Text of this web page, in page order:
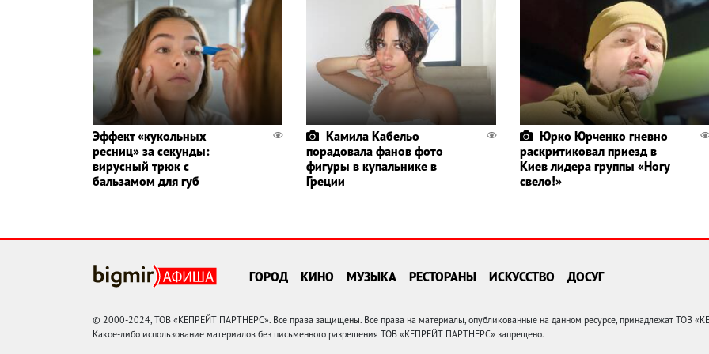
Эффект «кукольных
ресниц» за секунды:
вирусный трюк с
бальзамом для губ
Камила Кабельо
порадовала фанов фото
фигуры в купальнике в
Греции
Юрко Юрченко гневно
раскритиковал приезд в
Киев лидера группы «Ногу
свело!»
ГОРОД КИНО МУЗЫКА РЕСТОРАНЫ ИСКУССТВО ДОСУГ
© 2000-2024, ТОВ «КЕПРЕЙТ ПАРТНЕРС». Все права защищены. Все права на материалы, опубликованные на данном ресурсе, принадлежат ТОВ
Какое-либо использование материалов без письменного разрешения ТОВ «КЕПРЕЙТ ПАРТНЕРС» запрещено.